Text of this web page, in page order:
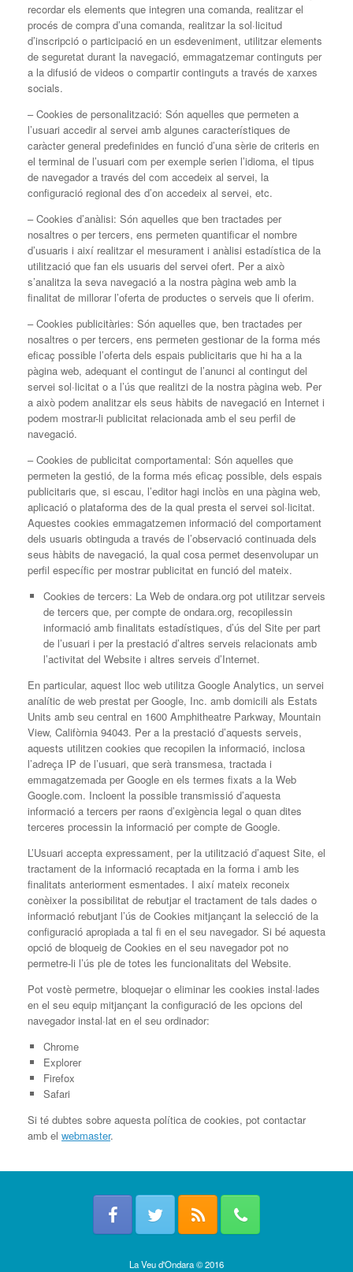
recordar els elements que integren una comanda, realitzar el
procés de compra d’una comanda, realitzar la sol·licitud
d’inscripció o participació en un esdeveniment, utilitzar elements
de seguretat durant la navegació, emmagatzemar continguts per
a la difusió de videos o compartir continguts a través de xarxes
socials.
– Cookies de personalització: Són aquelles que permeten a
l’usuari accedir al servei amb algunes característiques de
caràcter general predefinides en funció d’una sèrie de criteris en
el terminal de l’usuari com per exemple serien l’idioma, el tipus
de navegador a través del com accedeix al servei, la
configuració regional des d’on accedeix al servei, etc.
– Cookies d’anàlisi: Són aquelles que ben tractades per
nosaltres o per tercers, ens permeten quantificar el nombre
d’usuaris i així realitzar el mesurament i anàlisi estadística de la
utilització que fan els usuaris del servei ofert. Per a això
s’analitza la seva navegació a la nostra pàgina web amb la
finalitat de millorar l’oferta de productes o serveis que li oferim.
– Cookies publicitàries: Són aquelles que, ben tractades per
nosaltres o per tercers, ens permeten gestionar de la forma més
eficaç possible l’oferta dels espais publicitaris que hi ha a la
pàgina web, adequant el contingut de l’anunci al contingut del
servei sol·licitat o a l’ús que realitzi de la nostra pàgina web. Per
a això podem analitzar els seus hàbits de navegació en Internet i
podem mostrar-li publicitat relacionada amb el seu perfil de
navegació.
– Cookies de publicitat comportamental: Són aquelles que
permeten la gestió, de la forma més eficaç possible, dels espais
publicitaris que, si escau, l’editor hagi inclòs en una pàgina web,
aplicació o plataforma des de la qual presta el servei sol·licitat.
Aquestes cookies emmagatzemen informació del comportament
dels usuaris obtinguda a través de l’observació continuada dels
seus hàbits de navegació, la qual cosa permet desenvolupar un
perfil específic per mostrar publicitat en funció del mateix.
Cookies de tercers: La Web de ondara.org pot utilitzar serveis
de tercers que, per compte de ondara.org, recopilessin
informació amb finalitats estadístiques, d’ús del Site per part
de l’usuari i per la prestació d’altres serveis relacionats amb
l’activitat del Website i altres serveis d’Internet.
En particular, aquest lloc web utilitza Google Analytics, un servei
analític de web prestat per Google, Inc. amb domicili als Estats
Units amb seu central en 1600 Amphitheatre Parkway, Mountain
View, Califòrnia 94043. Per a la prestació d’aquests serveis,
aquests utilitzen cookies que recopilen la informació, inclosa
l’adreça IP de l’usuari, que serà transmesa, tractada i
emmagatzemada per Google en els termes fixats a la Web
Google.com. Incloent la possible transmissió d’aquesta
informació a tercers per raons d’exigència legal o quan dites
terceres processin la informació per compte de Google.
L’Usuari accepta expressament, per la utilització d’aquest Site, el
tractament de la informació recaptada en la forma i amb les
finalitats anteriorment esmentades. I així mateix reconeix
conèixer la possibilitat de rebutjar el tractament de tals dades o
informació rebutjant l’ús de Cookies mitjançant la selecció de la
configuració apropiada a tal fi en el seu navegador. Si bé aquesta
opció de bloqueig de Cookies en el seu navegador pot no
permetre-li l’ús ple de totes les funcionalitats del Website.
Pot vostè permetre, bloquejar o eliminar les cookies instal·lades
en el seu equip mitjançant la configuració de les opcions del
navegador instal·lat en el seu ordinador:
Chrome
Explorer
Firefox
Safari
Si té dubtes sobre aquesta política de cookies, pot contactar
amb el webmaster.
La Veu d'Ondara © 2016